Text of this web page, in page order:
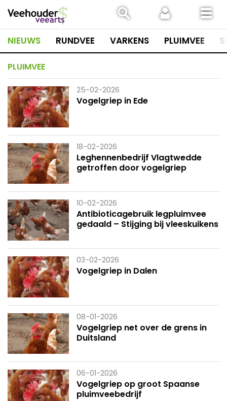
naar
inhoud
NIEUWS RUNDVEE VARKENS PLUIMVEE
PLUIMVEE
25-02-2026
Vogelgriep in Ede
18-02-2026
Leghennenbedrijf Vlagtwedde
getroffen door vogelgriep
10-02-2026
Antibioticagebruik legpluimvee
gedaald – Stijging bij vleeskuikens
03-02-2026
Vogelgriep in Dalen
08-01-2026
Vogelgriep net over de grens in
Duitsland
06-01-2026
Vogelgriep op groot Spaanse
pluimveebedrijf